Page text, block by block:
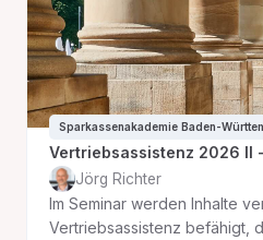
Sparkassenakademie Baden-
Vertriebsassistenz 2026 II
Jörg Richter
Im Seminar werden Inhalte
Vertriebsassistenz befähigt,